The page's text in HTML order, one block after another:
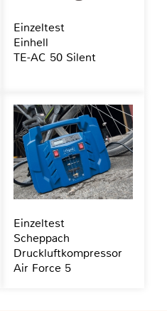
Einzeltest
Einhell
TE-AC 50 Silent
Einzeltest
Scheppach
Druckluftkompressor
Air Force 5